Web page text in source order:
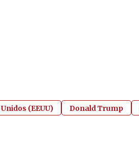
(EEUU) Donald Trump